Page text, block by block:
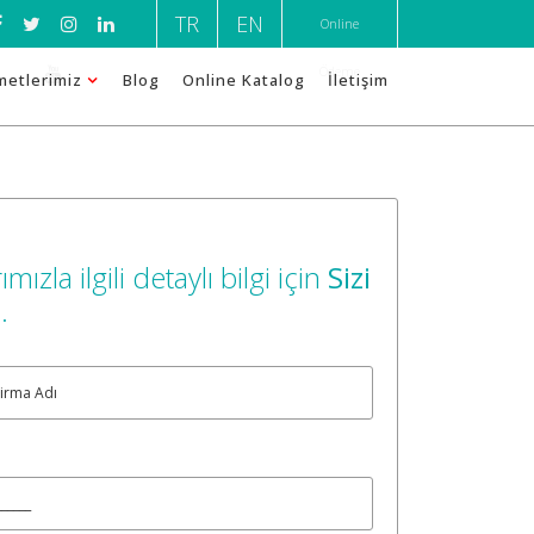
TR EN Online
Ödeme
Blog Online Katalog İletişim
ilgili detaylı bilgi için Sizi
.